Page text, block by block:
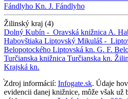
Fándlyho Kn. J. Fándlyho
Žilinský kraj (4)
Dolný Kubín - Oravská knižnica A.
Habovštiaka Liptovský Mikuláš -
Belopotockého Liptovská kn. G. F.
Turčianska knižnica Turčianska kn.
Krajská kn.
Zdroj informácií: Infogate.sk. Údaje
evidencii danej knižnice, môže však už